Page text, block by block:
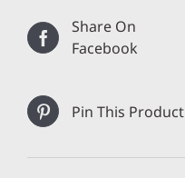
Share On
Facebook
Pin This Product